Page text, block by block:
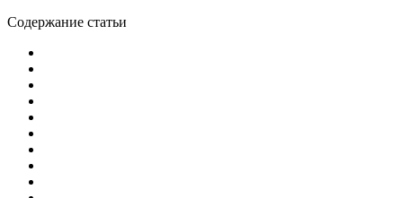
Содержание статьи